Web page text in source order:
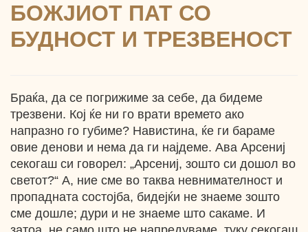
БОЖЈИОТ ПАТ СО
БУДНОСТ И ТРЕЗВЕНОСТ
Браќа, да се погрижиме за себе, да бидеме
трезвени. Кој ќе ни го врати времето ако
напразно го губиме? Навистина, ќе ги бараме
овие денови и нема да ги најдеме. Ава Арсениј
секогаш си говорел: „Арсениј, зошто си дошол во
светот?“ А, ние сме во таква невнимателност и
пропадната состојба, бидејќи не знаеме зошто
сме дошле; дури и не знаеме што сакаме. И